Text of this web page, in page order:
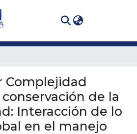
Complejidad
de la
Interacción de lo
en el manejo